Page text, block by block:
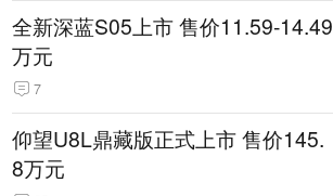
全新深蓝S05上市 售价11.59-14.49
万元
7
仰望U8L鼎藏版正式上市 售价145.
8万元